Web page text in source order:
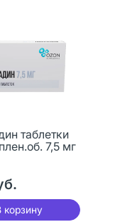
таблетки
7,5 мг
корзину